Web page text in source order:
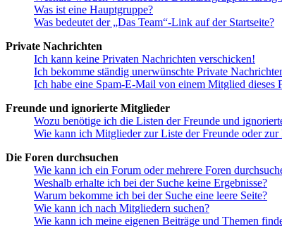
Was ist eine Hauptgruppe?
Was bedeutet der „Das Team“-Link auf der Startseite?
Private Nachrichten
Ich kann keine Privaten Nachrichten verschicken!
Ich bekomme ständig unerwünschte Private
Ich habe eine Spam-E-Mail von einem Mitglied dieses
Freunde und ignorierte Mitglieder
Wozu benötige ich die Listen der Freunde und
Wie kann ich Mitglieder zur Liste der Freunde oder
Die Foren durchsuchen
Wie kann ich ein Forum oder mehrere Foren
Weshalb erhalte ich bei der Suche keine Ergebnisse?
Warum bekomme ich bei der Suche eine leere Seite?
Wie kann ich nach Mitgliedern suchen?
Wie kann ich meine eigenen Beiträge und Themen